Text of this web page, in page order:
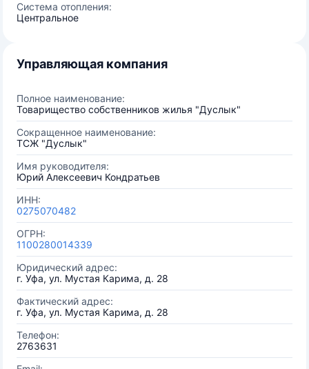
Система отопления:
Центральное
Управляющая компания
Полное наименование:
Товарищество собственников жилья "Дуслык"
Сокращенное наименование:
ТСЖ "Дуслык"
Имя руководителя:
Юрий Алексеевич Кондратьев
ИНН:
0275070482
ОГРН:
1100280014339
Юридический адрес:
г. Уфа, ул. Мустая Карима, д. 28
Фактический адрес:
г. Уфа, ул. Мустая Карима, д. 28
Телефон:
2763631